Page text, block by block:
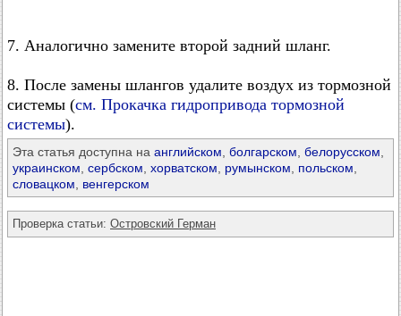
7. Аналогично замените второй задний шланг.
8. После замены шлангов удалите воздух из тормозной
системы (см. Прокачка гидропривода тормозной
системы).
Эта статья доступна на английском болгарском белорусском
украинском сербском хорватском румынском польском
словацком
венгерском
Проверка статьи: Островский Герман